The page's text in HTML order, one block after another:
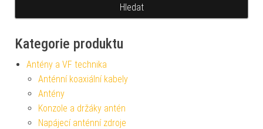
Kategorie produktu
Antény a VF technika
Anténní koaxiální kabely
Antény
Konzole a držáky antén
Napájecí anténní zdroje